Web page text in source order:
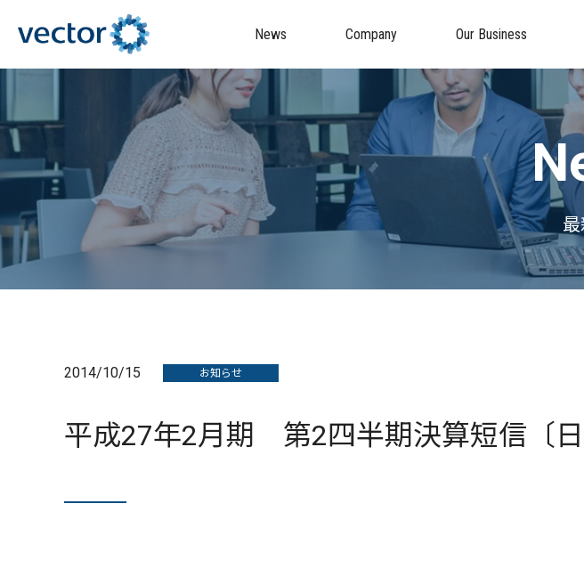
News Company Our Business
2014/10/15 お知らせ
平成27年2月期 第2四半期決算短信〔日